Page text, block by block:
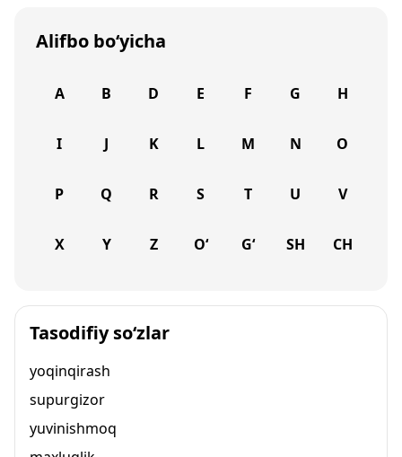
Alifbo bo‘yicha
A B D E F G H
I J K L M N O
P Q R S T U V
X Y Z O‘ G‘ SH CH
Tasodifiy so‘zlar
yoqinqirash
supurgizor
yuvinishmoq